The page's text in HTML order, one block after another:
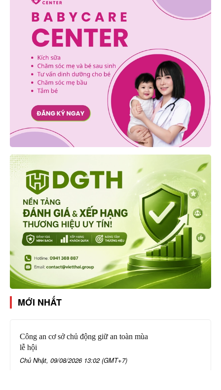
MỚI NHẤT
Công an cơ sở chủ động giữ an toàn mùa
lễ hội
Chủ Nhật, 09/08/2026 13:02 (GMT+7)